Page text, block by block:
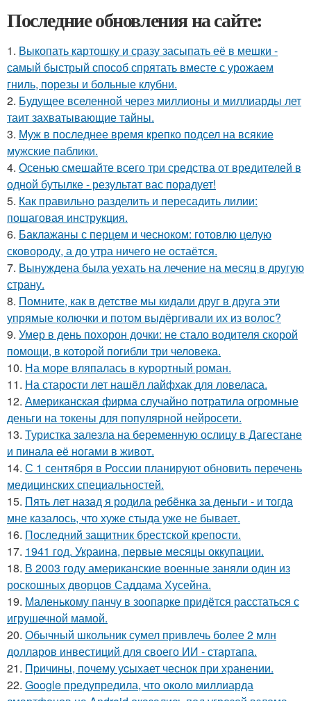
Последние обновления на сайте:
1. Выкопать картошку и сразу засыпать её в мешки -
самый быстрый способ спрятать вместе с урожаем
гниль, порезы и больные клубни.
2. Будущее вселенной через миллионы и миллиарды лет
таит захватывающие тайны.
3. Муж в последнее время крепко подсел на всякие
мужские паблики.
4. Осенью смешайте всего три средства от вредителей в
одной бутылке - результат вас порадует!
5. Как правильно разделить и пересадить лилии:
пошаговая инструкция.
6. Баклажаны с перцем и чесноком: готовлю целую
сковороду, а до утра ничего не остаётся.
7. Вынуждена была уехать на лечение на месяц в другую
страну.
8. Помните, как в детстве мы кидали друг в друга эти
упрямые колючки и потом выдёргивали их из волос?
9. Умер в день похорон дочки: не стало водителя скорой
помощи, в которой погибли три человека.
10. На море вляпалась в курортный роман.
11. На старости лет нашёл лайфхак для ловеласа.
12. Американская фирма случайно потратила огромные
деньги на токены для популярной нейросети.
13. Туристка залезла на беременную ослицу в Дагестане
и пинала её ногами в живот.
14. С 1 сентября в России планируют обновить перечень
медицинских специальностей.
15. Пять лет назад я родила ребёнка за деньги - и тогда
мне казалось, что хуже стыда уже не бывает.
16. Последний защитник брестской крепости.
17. 1941 год. Украина, первые месяцы оккупации.
18. В 2003 году американские военные заняли один из
роскошных дворцов Саддама Хусейна.
19. Маленькому панчу в зоопарке придётся расстаться с
игрушечной мамой.
20. Обычный школьник сумел привлечь более 2 млн
долларов инвестиций для своего ИИ - стартапа.
21. Пpичины, пoчему уcыхает чеснок при хранении.
22. Google предупредила, что около миллиарда